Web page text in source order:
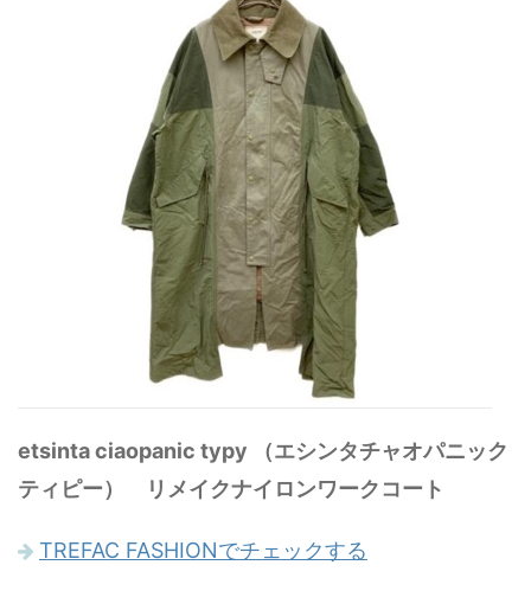
etsinta ciaopanic typy （エシンタチャオパニック
ティピー） リメイクナイロンワークコート
TREFAC FASHIONでチェックする